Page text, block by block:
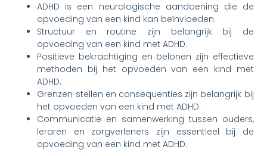
ADHD is een neurologische aandoening die de
opvoeding van een kind kan beïnvloeden.
Structuur en routine zijn belangrijk bij de
opvoeding van een kind met ADHD.
Positieve bekrachtiging en belonen zijn effectieve
methoden bij het opvoeden van een kind met
ADHD.
Grenzen stellen en consequenties zijn belangrijk bij
het opvoeden van een kind met ADHD.
Communicatie en samenwerking tussen ouders,
leraren en zorgverleners zijn essentieel bij de
opvoeding van een kind met ADHD.